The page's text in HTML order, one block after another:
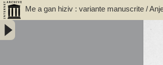
Me a gan hiziv : variante manuscrite /